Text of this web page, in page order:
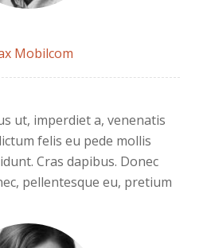
Mobilcom
ut, imperdiet a, venenatis
felis eu pede mollis
Cras dapibus. Donec
pellentesque eu, pretium